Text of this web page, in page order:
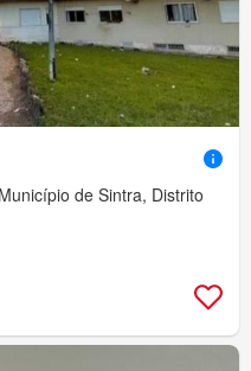
de Sintra, Distrito